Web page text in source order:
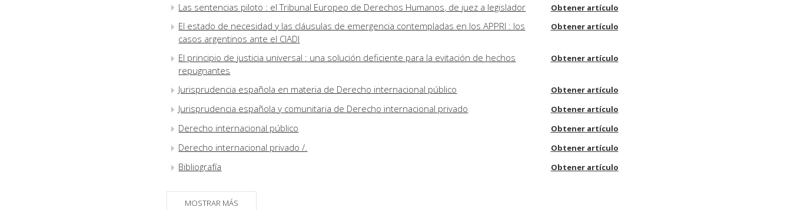
Las sentencias piloto : el Tribunal Europeo de Derechos Humanos, de juez a legislador Obtener artículo
El estado de necesidad y las cláusulas de emergencia contempladas en los APPRI : los
casos argentinos ante el CIADI
Obtener artículo
El principio de justicia universal : una solución deficiente para la evitación de hechos
repugnantes
Obtener artículo
Jurisprudencia española en materia de Derecho internacional público Obtener artículo
Jurisprudencia española y comunitaria de Derecho internacional privado Obtener artículo
Derecho internacional público Obtener artículo
Derecho internacional privado /. Obtener artículo
Bibliografía Obtener artículo
MOSTRAR MÁS